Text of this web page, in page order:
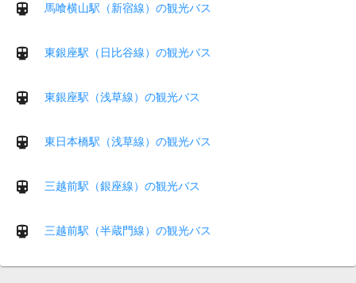
馬喰横山駅（新宿線）の観光バス
東銀座駅（日比谷線）の観光バス
東銀座駅（浅草線）の観光バス
東日本橋駅（浅草線）の観光バス
三越前駅（銀座線）の観光バス
三越前駅（半蔵門線）の観光バス